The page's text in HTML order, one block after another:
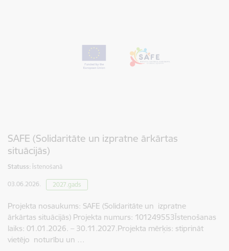
SAFE (Solidaritāte un izpratne ārkārtas
situācijās)
Statuss: Īstenošanā
03.06.2026. 2027.gads
Projekta nosaukums: SAFE (Solidaritāte un izpratne
ārkārtas situācijās) Projekta numurs: 101249553Īstenošanas
laiks: 01.01.2026. – 30.11.2027.Projekta mērķis: stiprināt
vietējo noturību un …